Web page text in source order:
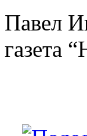
Павел
газета